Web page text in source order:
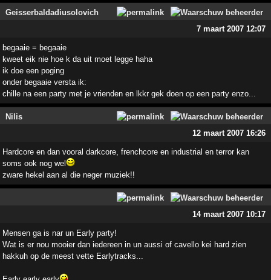
Geisserbaldadiusolovich
7 maart 2007 12:07
begaaie = begaaie
kweet eik nie hoe k da uit moet legge haha
ik doe een poging
onder begaaie versta ik:
chille na een party met je vrienden en lkkr gek doen op een party enzo...
Nilis
12 maart 2007 16:26
Hardcore en dan vooral darkcore, frenchcore en industrial en terror kan
soms ook nog wel
zware hekel aan al die neger muziek!!
14 maart 2007 10:17
Mensen ga is nar un Early party!
Wat is er nou mooier dan iedereen in un aussi of cavello kei hard zien
hakkuh op de meest vette Earlytracks...